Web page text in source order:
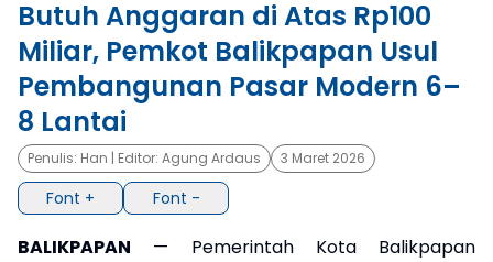
×
Butuh Anggaran di Atas Rp100
Miliar, Pemkot Balikpapan Usul
Pembangunan Pasar Modern 6–
8 Lantai
Penulis: Han | Editor: Agung Ardaus 3 Maret 2026
Font + Font -
BALIKPAPAN — Pemerintah Kota Balikpapan